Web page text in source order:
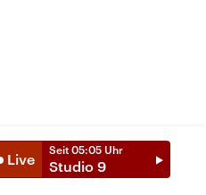
Live
Seit 05:05 Uhr
Studio 9